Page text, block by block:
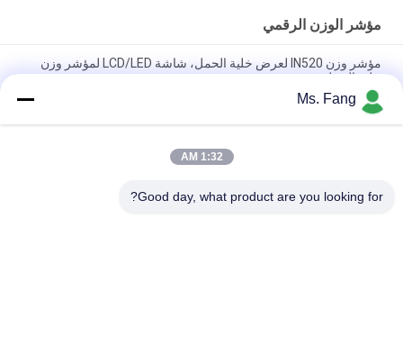
مؤشر الوزن الرقمي
مؤشر وزن IN520 لعرض خلية الحمل، شاشة LCD/LED لمؤشر وزن
خلية الحمل
الصناعي لميزان المنصة / الميزان للشاحنات
Ms. Fang
1:32 AM
Good day, what product are you looking for?